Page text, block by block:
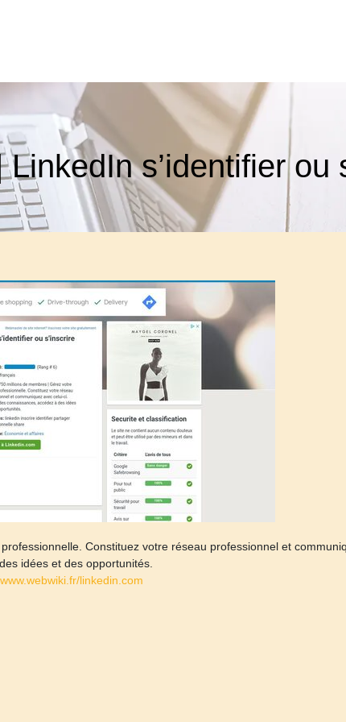
s’identifier ou
Constituez votre réseau professionnel et
idées et des opportunités.
linkedin.com